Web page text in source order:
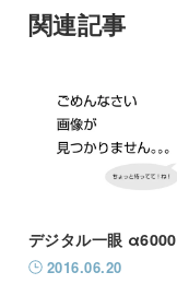
関連記事
デジタル一眼 α6000
2016.06.20